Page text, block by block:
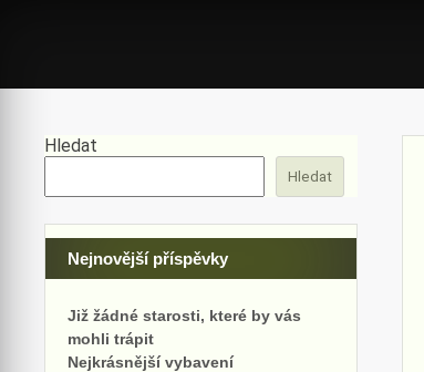
Hledat
Hledat
Nejnovější příspěvky
Již žádné starosti, které by vás
mohli trápit
Nejkrásnější vybavení